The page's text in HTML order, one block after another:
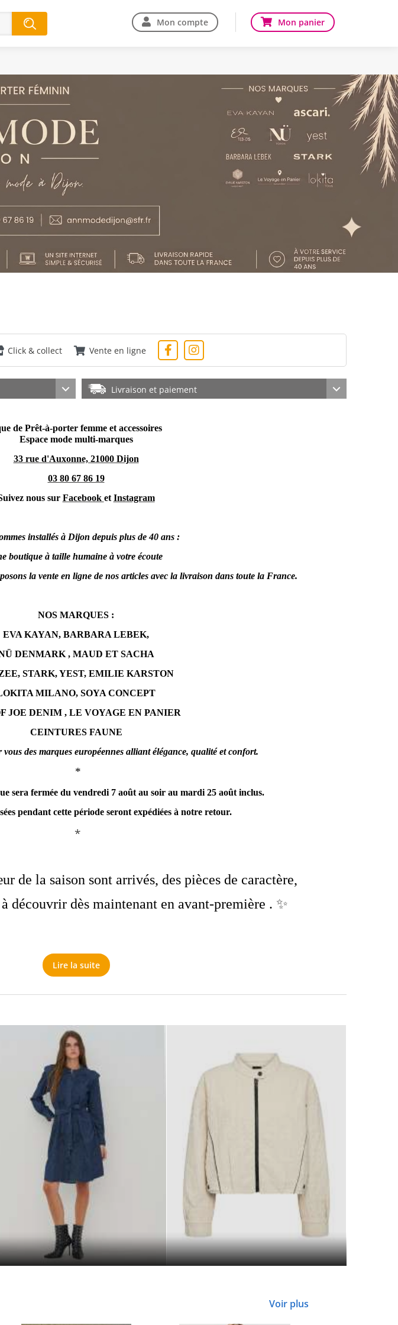
Mon compte Mon panier
Click & collect Vente en ligne
Livraison et paiement
de Prêt-à-porter femme et accessoires
Espace mode multi-marques
33 rue d'Auxonne, 21000 Dijon
03 80 67 86 19
nous sur Facebook et Instagram
installés à Dijon depuis plus de 40 ans :
boutique à taille humaine à votre écoute
la vente en ligne de nos articles avec la livraison dans toute la France.
NOS MARQUES :
EVA KAYAN, BARBARA LEBEK,
DENMARK , MAUD ET SACHA
STARK, YEST, EMILIE KARSTON
MILANO, SOYA CONCEPT
JOE DENIM , LE VOYAGE EN PANIER
CEINTURES FAUNE
des marques européennes alliant élégance, qualité et confort.
*
sera fermée du vendredi 7 août au soir au mardi 25 août inclus.
pendant cette période seront expédiées à notre retour.
*
de la saison sont arrivés, des pièces de caractère,
découvrir dès maintenant en avant-première . ✨
Lire la suite
Voir plus